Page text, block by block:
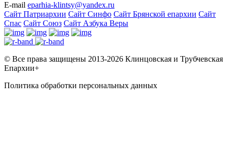
Е-mail eparhia-klintsy@yandex.ru
Сайт Патриархии Сайт Синфо Сайт Брянской епархии Сайт
Спас Сайт Союз Сайт Азбука Веры
© Все права защищены 2013-2026 Клинцовская и Трубчевская
Епархии+
Политика обработки персональных данных